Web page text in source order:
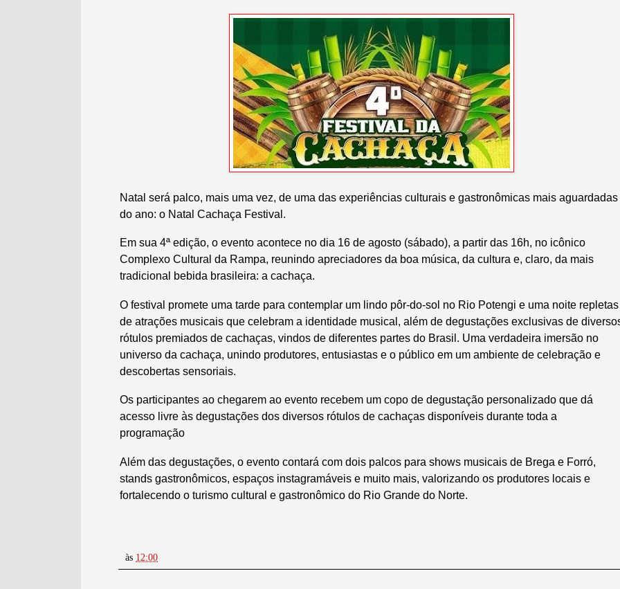
Natal será palco, mais uma vez, de uma das experiências culturais e gastronômicas mais aguardadas
do ano: o Natal Cachaça Festival.
Em sua 4ª edição, o evento acontece no dia 16 de agosto (sábado), a partir das 16h, no icônico
Complexo Cultural da Rampa, reunindo apreciadores da boa música, da cultura e, claro, da mais
tradicional bebida brasileira: a cachaça.
O festival promete uma tarde para contemplar um lindo pôr-do-sol no Rio Potengi e uma noite repletas
de atrações musicais que celebram a identidade musical, além de degustações exclusivas de
rótulos premiados de cachaças, vindos de diferentes partes do Brasil. Uma verdadeira imersão no
universo da cachaça, unindo produtores, entusiastas e o público em um ambiente de celebração e
descobertas sensoriais.
Os participantes ao chegarem ao evento recebem um copo de degustação personalizado que dá
acesso livre às degustações dos diversos rótulos de cachaças disponíveis durante toda a
programação
Além das degustações, o evento contará com dois palcos para shows musicais de Brega e Forró,
stands gastronômicos, espaços instagramáveis e muito mais, valorizando os produtores locais e
fortalecendo o turismo cultural e gastronômico do Rio Grande do Norte.
às 12:00